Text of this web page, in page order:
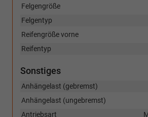
Felgengröße
Felgentyp
Reifengröße vorne
Reifentyp
Sonstiges
Anhängelast (gebremst)
Anhängelast (ungebremst)
Antriebsart